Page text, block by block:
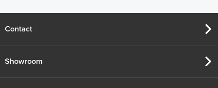
Contact
Showroom